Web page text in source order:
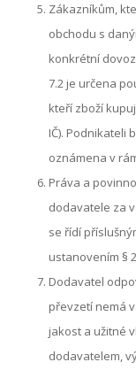
Zákazníkům,
obchodu s
konkrétní
7.2 je určena
kteří zboží
IČ). Podnikateli
oznámena v
Práva a
dodavatele za
se řídí
ustanovením §
Dodavatel
převzetí nemá
jakost a užitné
dodavatelem,